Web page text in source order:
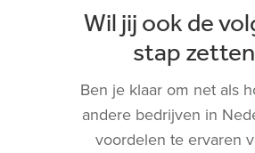
Wil jij ook de
stap
Ben je klaar om net als
andere bedrijven in
voordelen te ervaren